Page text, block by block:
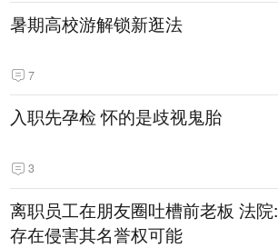
暑期高校游解锁新逛法
7
入职先孕检 怀的是歧视鬼胎
3
离职员工在朋友圈吐槽前老板 法院:
存在侵害其名誉权可能